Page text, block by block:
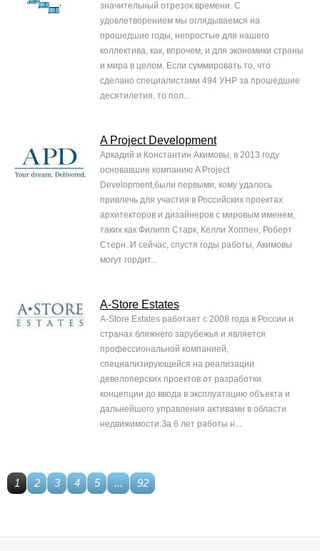
значительный отрезок времени. С
удовлетворением мы оглядываемся на
прошедшие годы, непростые для нашего
коллектива, как, впрочем, и для экономики страны
и мира в целом. Если суммировать то, что
сделано специалистами 494 УНР за прошедшие
десятилетия, то пол...
A Project Development
Аркадий и Константин Акимовы, в 2013 году
основавшие компанию A Project
Development,были первыми, кому удалось
привлечь для участия в Российских проектах
архитекторов и дизайнеров с мировым именем,
таких как Филипп Старк, Келли Хоппен, Роберт
Стерн. И сейчас, спустя годы работы, Акимовы
могут гордит...
A-Store Estates
A-Store Estates работает c 2008 года в России и
странах ближнего зарубежья и является
профессиональной компанией,
специализирующейся на реализации
девелоперских проектов от разработки
концепции до ввода в эксплуатацию объекта и
дальнейшего управления активами в области
недвижимости.За 6 лет работы н...
1 2 3 4 5 ... 92